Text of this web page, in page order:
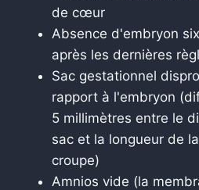
de cœur
Absence d'embryon
après les dernières
Sac gestationnel
rapport à l'embryon
5 millimètres entre le
sac et la longueur de
croupe)
Amnios vide (la